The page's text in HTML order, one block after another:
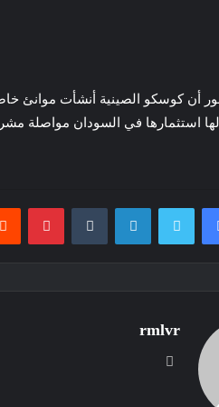
استثمارها في السودان مواصلة
فيسبوك تويتر لينكدإن
rmlvr